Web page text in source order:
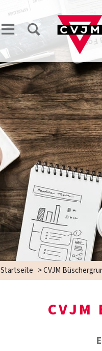
Startseite >CVJM
CVJM